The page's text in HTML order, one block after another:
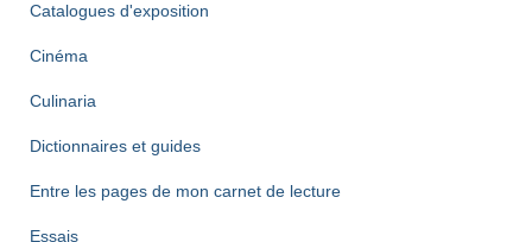
Catalogues d'exposition
Cinéma
Culinaria
Dictionnaires et guides
Entre les pages de mon carnet de lecture
Essais